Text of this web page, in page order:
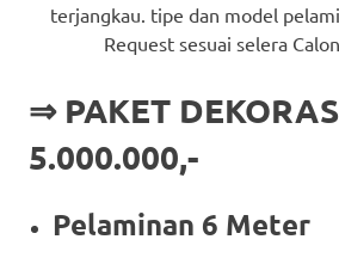
terjangkau. tipe dan model
Request sesuai selera
⇒ PAKET
5.000.000,-
Pelaminan 6 Meter